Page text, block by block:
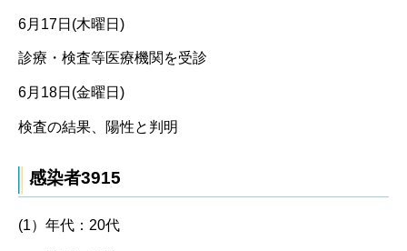
6月17日(木曜日)
診療・検査等医療機関を受診
6月18日(金曜日)
検査の結果、陽性と判明
感染者3915
(1）年代：20代